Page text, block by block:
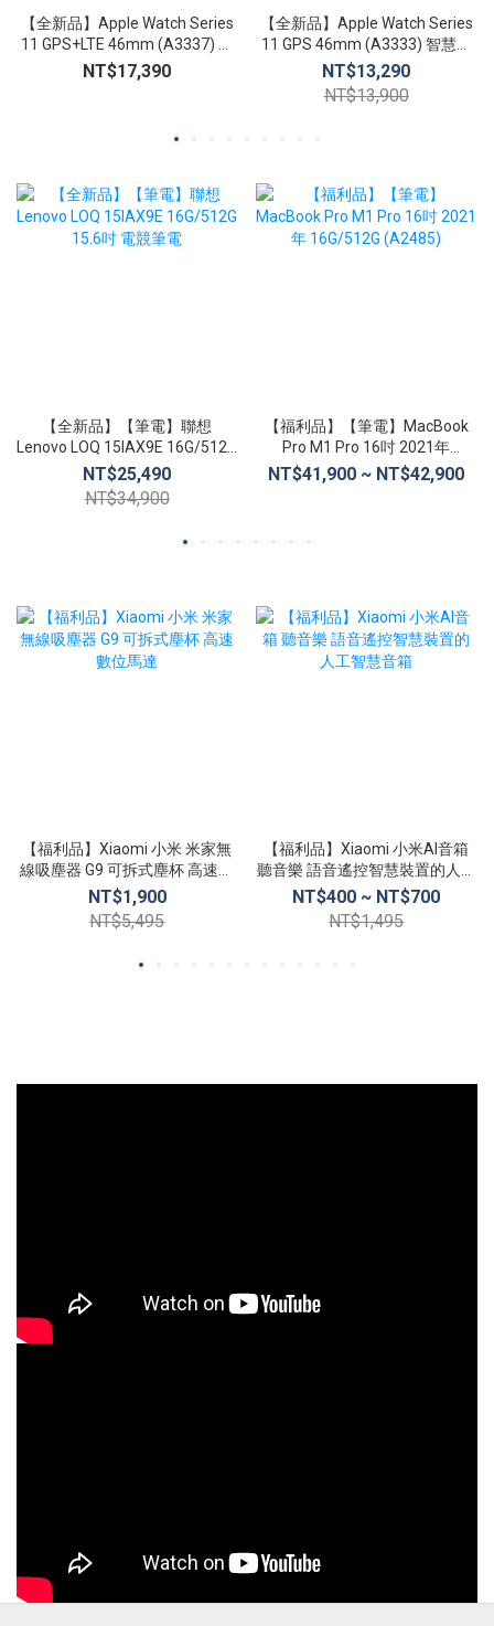
【全新品】Apple Watch Series
11 GPS+LTE 46mm (A3337) 智
慧手錶 心臟健康通知 生命徵象
睡眠追蹤
NT$17,390
【全新品】Apple Watch Series
11 GPS 46mm (A3333) 智慧手
錶 心臟健康通知 生命徵象 睡眠
追蹤
NT$13,290
NT$13,900
【全新品】【筆電】聯想
Lenovo LOQ 15IAX9E 16G/512G
15.6吋 電競筆電
NT$25,490
NT$34,900
【福利品】【筆電】MacBook
Pro M1 Pro 16吋 2021年
16G/512G (A2485)
NT$41,900 ~ NT$42,900
【福利品】Xiaomi 小米 米家無
線吸塵器 G9 可拆式塵杯 高速數
位馬達
NT$1,900
NT$5,495
【福利品】Xiaomi 小米AI音箱
聽音樂 語音遙控智慧裝置的人工
智慧音箱
NT$400 ~ NT$700
NT$1,495